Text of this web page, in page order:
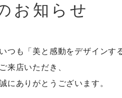
お知らせ
いつも「美と感動をデザインす
ご来店いただき、
にありがとうございます。